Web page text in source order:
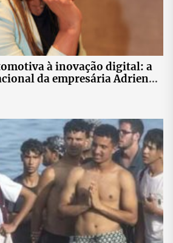
à inovação digital: a
da empresária Adriene